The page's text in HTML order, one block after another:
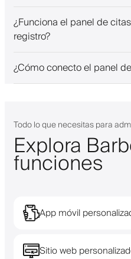
¿Funciona el panel de
registro?
¿Cómo conecto el panel
Todo lo que necesitas para
Explora
funciones
App móvil
Sitio web